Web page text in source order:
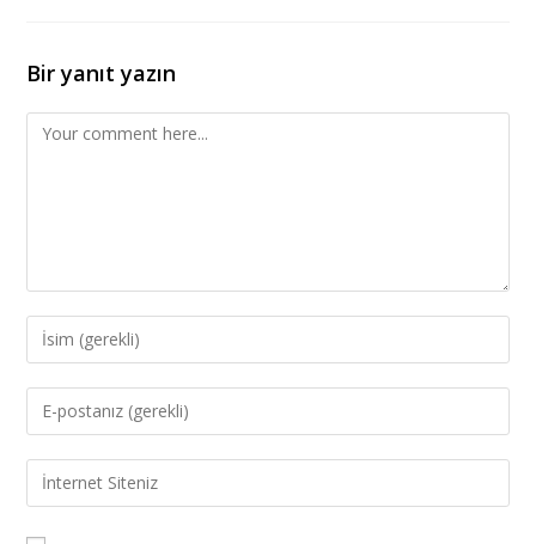
Bir yanıt yazın